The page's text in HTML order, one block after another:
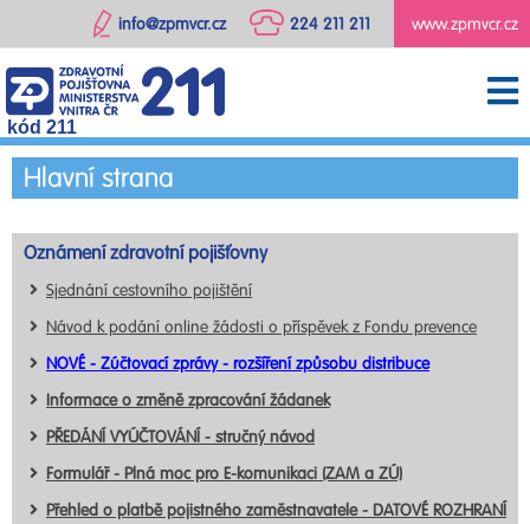
www.zpmvcr.cz
224 211 211
info@zpmvcr.cz
kód 211
Hlavní strana
Oznámení zdravotní pojišťovny
Sjednání cestovního pojištění
Návod k podání online žádosti o příspěvek z Fondu prevence
NOVÉ - Zúčtovací zprávy - rozšíření způsobu distribuce
Informace o změně zpracování žádanek
PŘEDÁNÍ VYÚČTOVÁNÍ - stručný návod
Formulář - Plná moc pro E-komunikaci (ZAM a ZÚ)
Přehled o platbě pojistného zaměstnavatele - DATOVÉ ROZHRANÍ